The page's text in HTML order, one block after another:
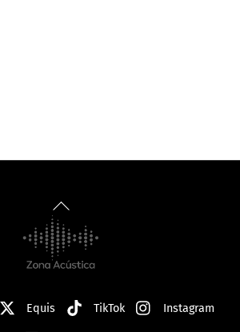
Back
To
Top
Equis TikTok Instagram